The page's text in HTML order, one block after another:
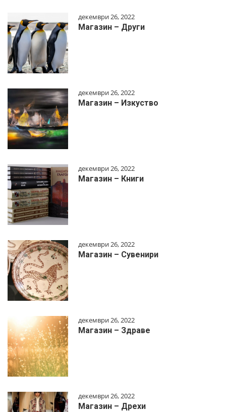
декември 26, 2022
Магазин – Други
декември 26, 2022
Магазин – Изкуство
декември 26, 2022
Магазин – Книги
декември 26, 2022
Магазин – Сувенири
декември 26, 2022
Магазин – Здраве
декември 26, 2022
Магазин – Дрехи